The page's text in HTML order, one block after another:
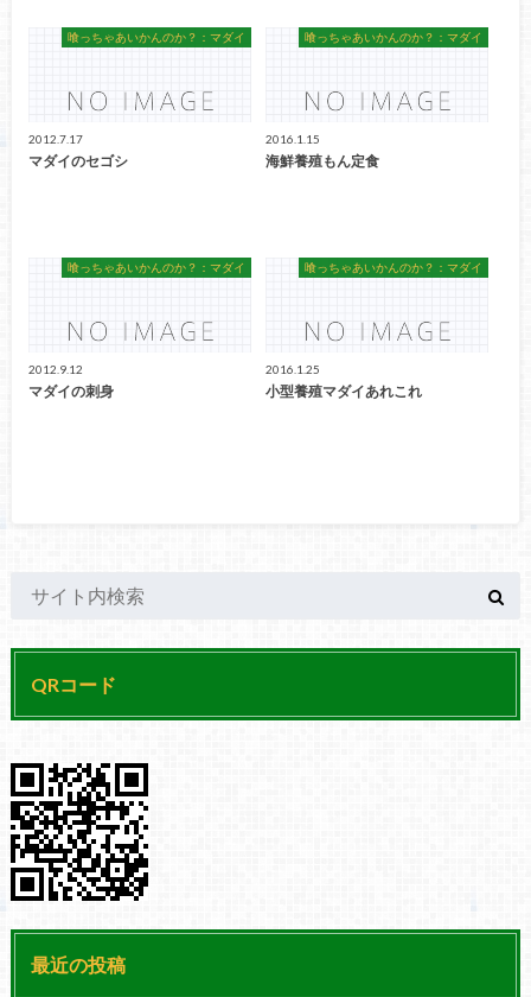
喰っちゃあいかんのか？：マダイ
2012.7.17
マダイのセゴシ
喰っちゃあいかんのか？：マダイ
2016.1.15
海鮮養殖もん定食
喰っちゃあいかんのか？：マダイ
2012.9.12
マダイの刺身
喰っちゃあいかんのか？：マダイ
2016.1.25
小型養殖マダイあれこれ
QRコード
最近の投稿